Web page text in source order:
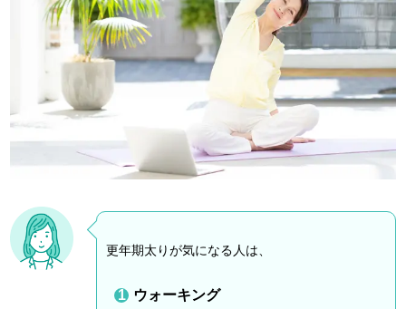
更年期太りが気になる人は、
ウォーキング